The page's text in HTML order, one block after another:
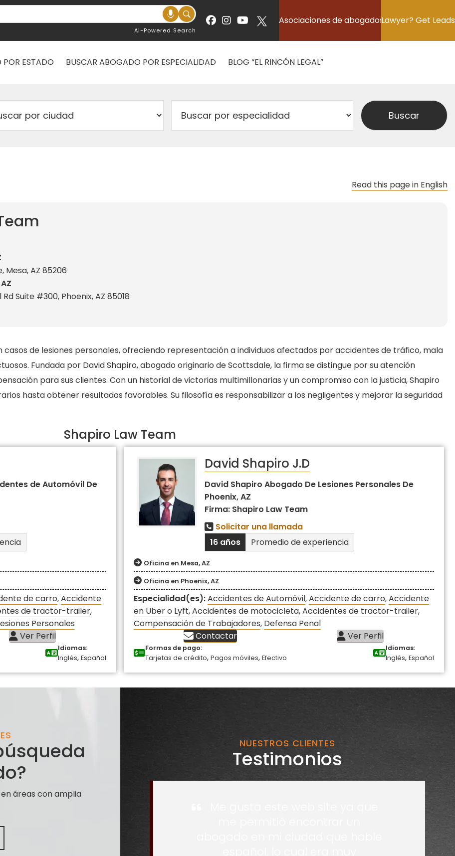
AI-Powered Search
Asociaciones de abogadosLawyer? Get Leads
ESTADO BUSCAR ABOGADO POR ESPECIALIDAD BLOG “EL RINCÓN LEGAL”
Read this page in English
Mesa, AZ 85206
Suite #300, Phoenix, AZ 85018
casos de lesiones personales, ofreciendo representación a individuos afectados por accidentes de tráfico, mala
Fundada por David Shapiro, abogado originario de Scottsdale, la firma se distingue por su atención
para sus clientes. Con un historial de victorias multimillonarias y un compromiso con la justicia, Shapiro
hasta obtener resultados favorables. Su filosofía es responsabilizar a los negligentes y mejorar la seguridad
Shapiro Law Team
de Automóvil De
de carro,Accidente
de tractor-trailer,
Personales
Ver Perfil
Idiomas:
Inglés, Español
David Shapiro J.D
David Shapiro Abogado De Lesiones Personales De
Phoenix, AZ
Firma: Shapiro Law Team
Solicitar una llamada
16 años
Promedio de experiencia
Oficina en Mesa, AZ
Oficina en Phoenix, AZ
Especialidad(es):Accidentes de Automóvil,Accidente de carro,Accidente
en Uber o Lyft,Accidentes de motocicleta,Accidentes de tractor-trailer,
Compensación de Trabajadores, Defensa Penal
Contactar
Ver Perfil
Formas de pago:
Tarjetas de crédito, Pagos móviles, Efectivo
Idiomas:
Inglés, Español
áreas con amplia
NUESTROS CLIENTES
Testimonios